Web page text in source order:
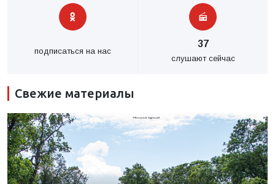
подписаться на нас
37
слушают сейчас
Свежие материалы